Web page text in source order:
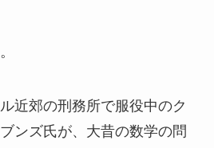
近郊の刑務所で服役中のク
ンズ氏が、大昔の数学の問